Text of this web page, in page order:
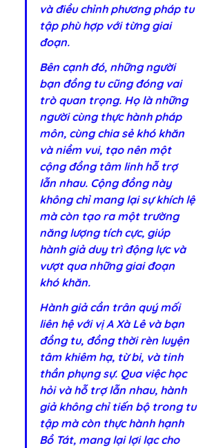
và điều chỉnh phương pháp tu
tập phù hợp với từng giai
đoạn.
Bên cạnh đó, những người
bạn đồng tu cũng đóng vai
trò quan trọng. Họ là những
người cùng thực hành pháp
môn, cùng chia sẻ khó khăn
và niềm vui, tạo nên một
cộng đồng tâm linh hỗ trợ
lẫn nhau. Cộng đồng này
không chỉ mang lại sự khích lệ
mà còn tạo ra một trường
năng lượng tích cực, giúp
hành giả duy trì động lực và
vượt qua những giai đoạn
khó khăn.
Hành giả cần trân quý mối
liên hệ với vị A Xà Lê và bạn
đồng tu, đồng thời rèn luyện
tâm khiêm hạ, từ bi, và tinh
thần phụng sự. Qua việc học
hỏi và hỗ trợ lẫn nhau, hành
giả không chỉ tiến bộ trong tu
tập mà còn thực hành hạnh
Bồ Tát, mang lại lợi lạc cho